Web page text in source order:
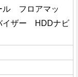
ル フロアマッ
イザー HDDナビ